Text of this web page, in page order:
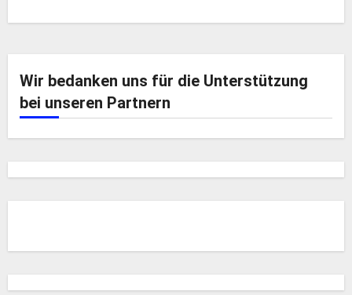
Wir bedanken uns für die Unterstützung
bei unseren Partnern